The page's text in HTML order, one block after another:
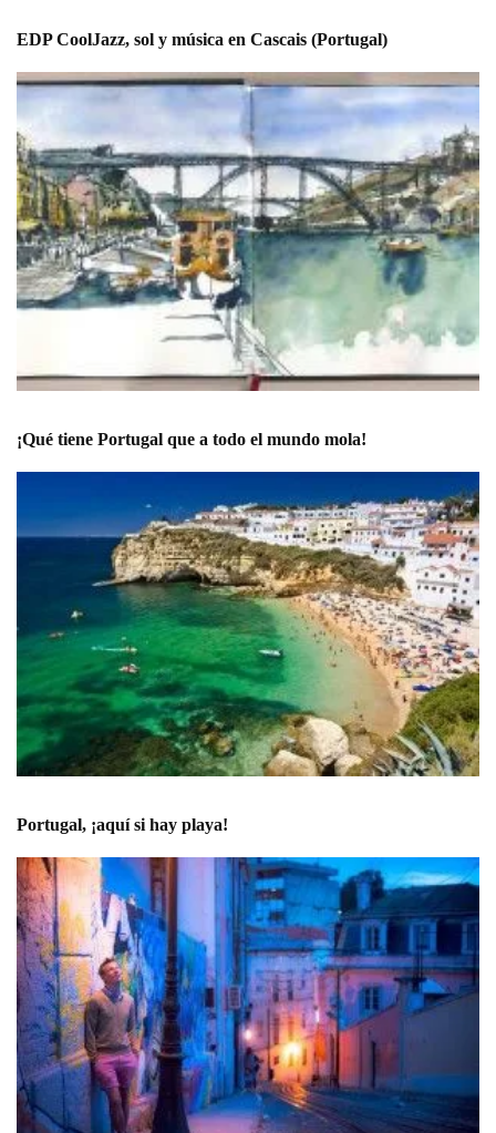
EDP CoolJazz, sol y música en Cascais (Portugal)
¡Qué tiene Portugal que a todo el mundo mola!
Portugal, ¡aquí si hay playa!